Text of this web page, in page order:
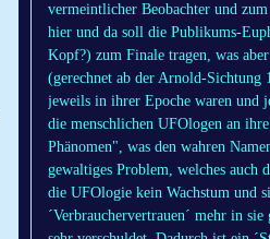
vermeintlicher Beobachter und
hier und da soll die Publikums-
Kopf?) zum Finale tragen, was
(gerechnet ab der Arnold-Sichtung
jeweils in ihrer Epoche waren und
die menschlichen UFOlogen an
Phänomen", was den wahren
gewaltiges Problem, welches auch
die UFOlogie kein Wachstum und
´Verbrauchervertrauen´ mehr in